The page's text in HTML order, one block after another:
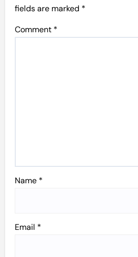
fields are marked *
Comment *
Name *
Email *